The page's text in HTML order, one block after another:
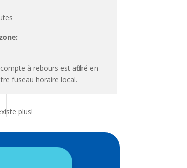
à rebours est affiché en
fuseau horaire local.
plus!